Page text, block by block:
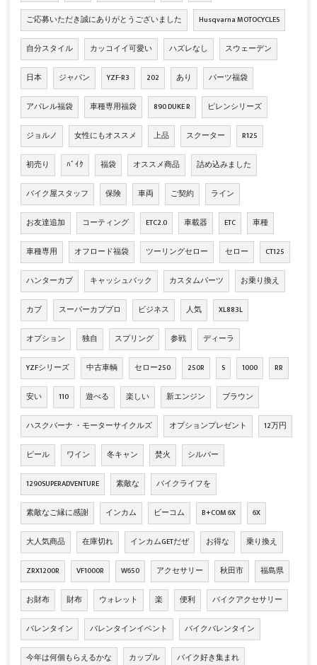
ご応募いただき誠にありがとうございました Husqvarna MOTOCYCLES
自分スタイル カッコイイ可愛い ハズレなし スウェーデン
日本 ジャパン YZF-R3 202 あり パーツ福袋
アパレル福袋 車種専用福袋 890 DUKE R ピレンシリーズ
ジョルノ 女性にもオススメ 上品 スクーター R125
初売り ﾊﾞｲｸ 福袋 オススメ商品 詰め込みました
バイク屋スタッフ 保険 車両 ご契約 ライン
お友達追加 コーティング ETC2.0 車載器 ETC 車種
車種専用 オフロード福袋 ツーリングセロー セロー CT125
ハンターカブ キャッシュバック カスタムパーツ お乗り換え
カブ スーパーカブプロ ビジネス 人気 XL883L
オプション 独自 スプリング 参戦 ディーラ
YZFシリーズ 中古車輌 セロー250 250R S 1000 RR
安い 110 遊べる 楽しい 新エンジン ブラウン
ハスクバーナ ・モーターサイクルズ オプションプレゼント 12万円
ビール ワイン 冬キャン 焚火 シルバー
1290SUPERADVENTURE 素敵な バイクライフを
素敵なご縁に感謝 インカム ビーコム B+COM 6X 6X
大人気商品 在庫切れ インカムGETだぜ お得な 乗り換え
ZRX1200R VF1000R W650 アクセサリー 秋田市 福島県
お財布 財布 ウォレット 楽 便利 バイクアクセサリー
バレンタイン バレンタインイベント バイクバレンタイン
今年は何個もらえるかな カップル バイク好き集まれ